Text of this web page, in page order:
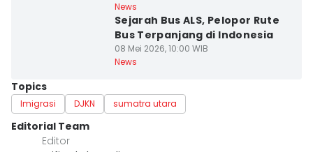
News
Sejarah Bus ALS, Pelopor Rute
Bus Terpanjang di Indonesia
08 Mei 2026, 10:00 WIB
News
Topics
Imigrasi DJKN sumatra utara
Editorial Team
Editor